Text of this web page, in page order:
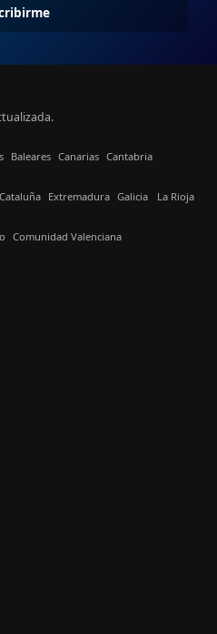
Baleares Canarias Cantabria
Cataluña Extremadura Galicia La Rioja
Comunidad Valenciana